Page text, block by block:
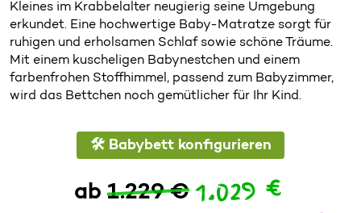
Kleines im Krabbelalter neugierig seine Umgebung
erkundet. Eine hochwertige Baby-Matratze sorgt für
ruhigen und erholsamen Schlaf sowie schöne Träume.
Mit einem kuscheligen Babynestchen und einem
farbenfrohen Stoffhimmel, passend zum Babyzimmer,
wird das Bettchen noch gemütlicher für Ihr Kind.
🛠️ Babybett konfigurieren
ab 1.229 € 1.029 €